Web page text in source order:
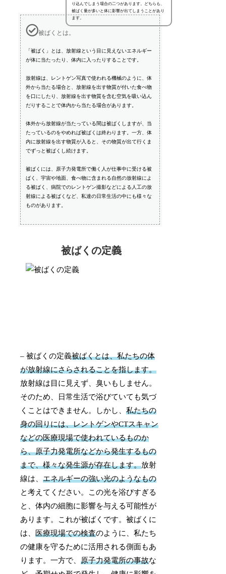
り込んでしまう場合の二つがあります。どちらも、
被ばく量が多いと体に影響が出てしまうことがあり
ます。
被ばくとは。
「被ばく」とは、放射線という目に見えないエネルギー
が体に当たったり、体内に入ったりすることです。
放射線は、レントゲン写真で使われる機械のように、体
外から当たる場合と、放射線を出す物質が付いた食べ物
を口にしたり、放射線を出す物質を含む空気を吸い込ん
だりすることで体内から当たる場合があります。
体外から放射線が当たっている間は被ばくしますが、当
たっているのをやめれば被ばくは終わります。一方、体
内に放射線を出す物質が入ると、その物質が出て行くま
でずっと被ばくし続けます。
被ばくには、原子力発電所で働く人が仕事中に受ける被
ばく、宇宙や地面、食べ物に含まれる自然の放射線によ
る被ばく、病院でのレントゲン撮影などによる人工の放
射線による被ばくなど、私達の日常生活の中にも様々な
ものがあります。
被ばくの定義
– 被ばくの定義被ばくとは、私たちの体
が放射線にさらされることを指します。
放射線は目に見えず、臭いもしません。
そのため、日常生活で浴びていても気づ
くことはできません。しかし、私たちの
身の回りには、レントゲンやCTスキャン
などの医療現場で使われているものか
ら、原子力発電所などから発生するもの
まで、様々な発生源が存在します。放射
線は、エネルギーの強い光のようなもの
と考えてください。この光を浴びすぎる
と、体内の細胞に影響を与える可能性が
あります。これが被ばくです。被ばくに
は、医療現場での検査のように、私たち
の健康を守るために活用される側面もあ
ります。一方で、原子力発電所の事故な